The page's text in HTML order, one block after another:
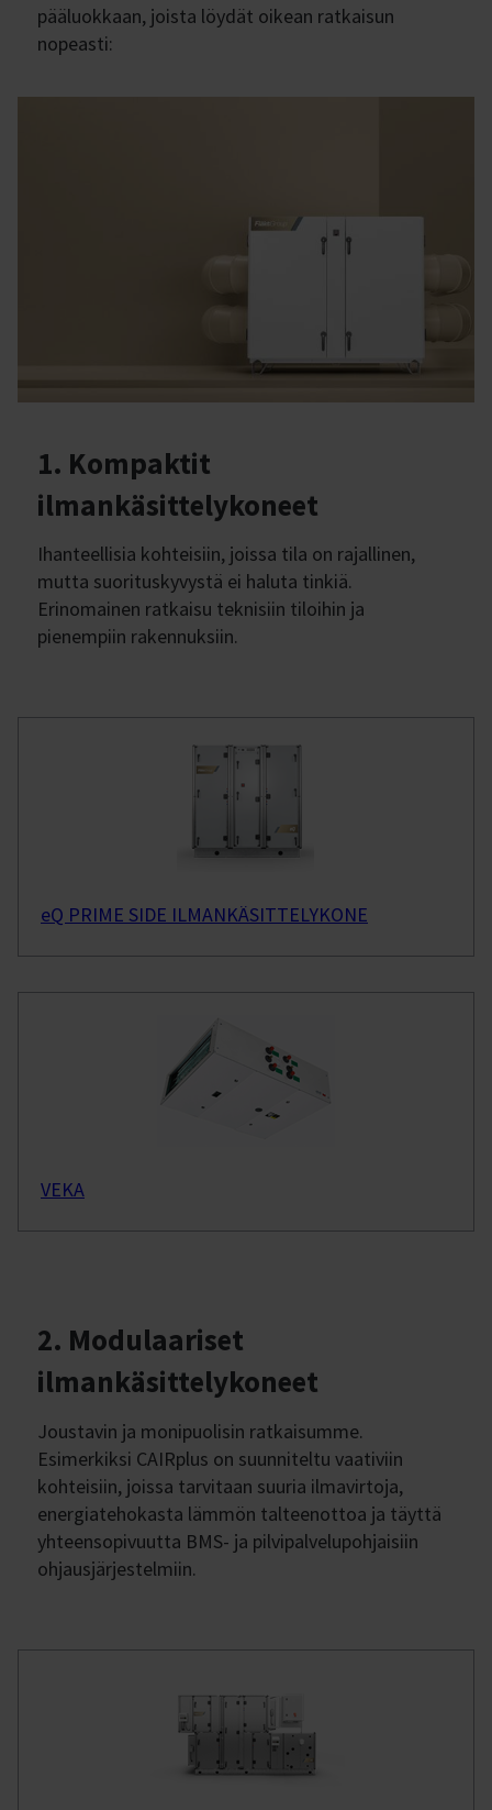
pääluokkaan, joista löydät oikean ratkaisun
nopeasti:
1. Kompaktit
ilmankäsittelykoneet
Ihanteellisia kohteisiin, joissa tila on rajallinen,
mutta suorituskyvystä ei haluta tinkiä.
Erinomainen ratkaisu teknisiin tiloihin ja
pienempiin rakennuksiin.
eQ PRIME SIDE ILMANKÄSITTELYKONE
VEKA
2. Modulaariset
ilmankäsittelykoneet
Joustavin ja monipuolisin ratkaisumme.
Esimerkiksi CAIRplus on suunniteltu vaativiin
kohteisiin, joissa tarvitaan suuria ilmavirtoja,
energiatehokasta lämmön talteenottoa ja täyttä
yhteensopivuutta BMS- ja pilvipalvelupohjaisiin
ohjausjärjestelmiin.